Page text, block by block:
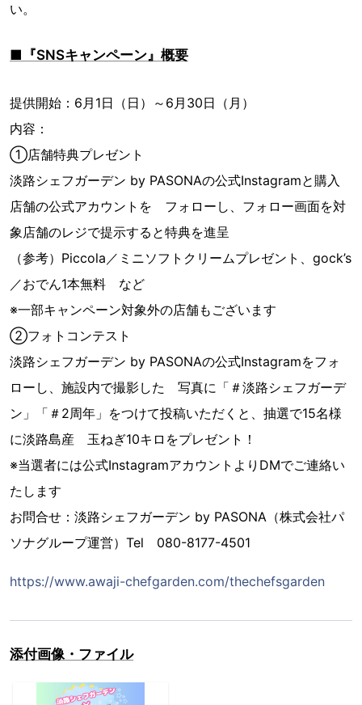
い。
■『SNSキャンペーン』概要
提供開始：6月1日（日）～6月30日（月）
内容：
①店舗特典プレゼント
淡路シェフガーデン by PASONAの公式Instagramと購入
店舗の公式アカウントを フォローし、フォロー画面を対
象店舗のレジで提示すると特典を進呈
（参考）Piccola／ミニソフトクリームプレゼント、gock’s
／おでん1本無料 など
※一部キャンペーン対象外の店舗もございます
②フォトコンテスト
淡路シェフガーデン by PASONAの公式Instagramをフォ
ローし、施設内で撮影した 写真に「＃淡路シェフガーデ
ン」「＃2周年」をつけて投稿いただくと、抽選で15名様
に淡路島産 玉ねぎ10キロをプレゼント！
※当選者には公式InstagramアカウントよりDMでご連絡い
たします
お問合せ：淡路シェフガーデン by PASONA（株式会社パ
ソナグループ運営）Tel 080-8177-4501
https://www.awaji-chefgarden.com/thechefsgarden
添付画像・ファイル